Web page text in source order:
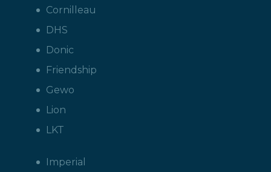
Cornilleau
DHS
Donic
Friendship
Gewo
Lion
LKT
Imperial